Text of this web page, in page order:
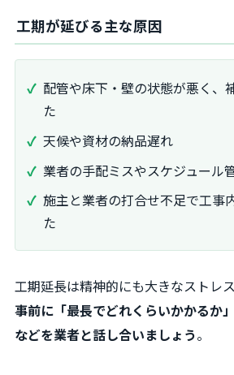
工期が延びる主な原因
配管や床下・壁の状態が悪く、
た
天候や資材の納品遅れ
業者の手配ミスやスケジュール
施主と業者の打合せ不足で工事
た
工期延長は精神的にも大きなストレ
事前に「最長でどれくらいかかるか
などを業者と話し合いましょう。